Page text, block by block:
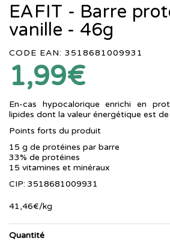
EAFIT - Barre
vanille - 46g
CODE EAN: 3518681009931
1,99€
En-cas hypocalorique enrichi en
lipides dont la valeur énergétique est
Points forts du produit
15 g de protéines par barre
33% de protéines
15 vitamines et minéraux
CIP: 3518681009931
41,46€/kg
Quantité